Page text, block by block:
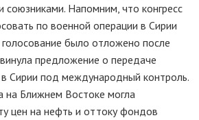
союзниками. Напомним, что конгресс
по военной операции в Сирии
было отложено после
предложение о передаче
Сирии под международный контроль.
на Ближнем Востоке могла
цен на нефть и оттоку фондов